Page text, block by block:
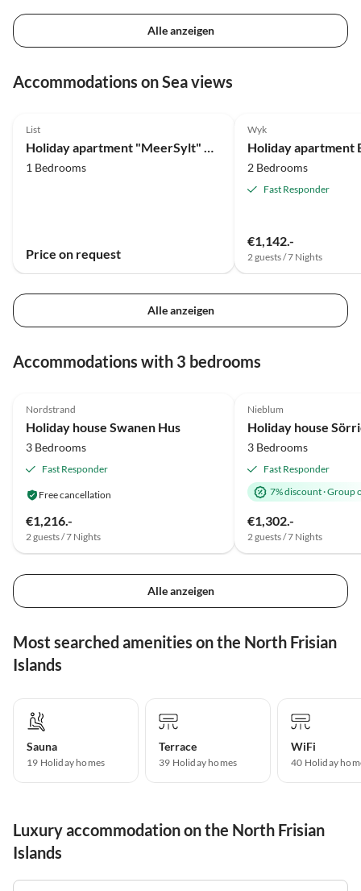
richtig!!
Alle anzeigen
Accommodations on Sea views
List
Holiday apartment "MeerSylt" Appartment - Family Gössing
1 Bedrooms
Price on request
Wyk
2 Bedrooms
Fast Responder
€1,142.-
2 guests / 7 Nights
Alle anzeigen
Accommodations with 3 bedrooms
Nordstrand
Holiday house Swanen Hus
3 Bedrooms
Fast Responder
Free cancellation
€1,216.-
2 guests / 7 Nights
Nieblum
Holiday house
3 Bedrooms
Fast Responder
7% discount·Group
€1,302.-
2 guests / 7 Nights
Alle anzeigen
Most searched amenities on the North Frisian
Islands
Sauna
19 Holiday homes
Terrace
39 Holiday homes
WiFi
40 Holiday
Luxury accommodation on the North Frisian
Islands